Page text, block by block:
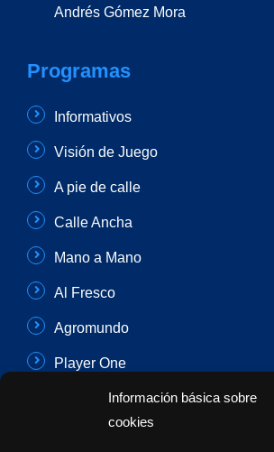
Información básica sobre
cookies
Andrés Gómez Mora
Programas
Informativos
Visión de Juego
A pie de calle
Calle Ancha
Mano a Mano
Al Fresco
Agromundo
Player One
Con Sentido Común